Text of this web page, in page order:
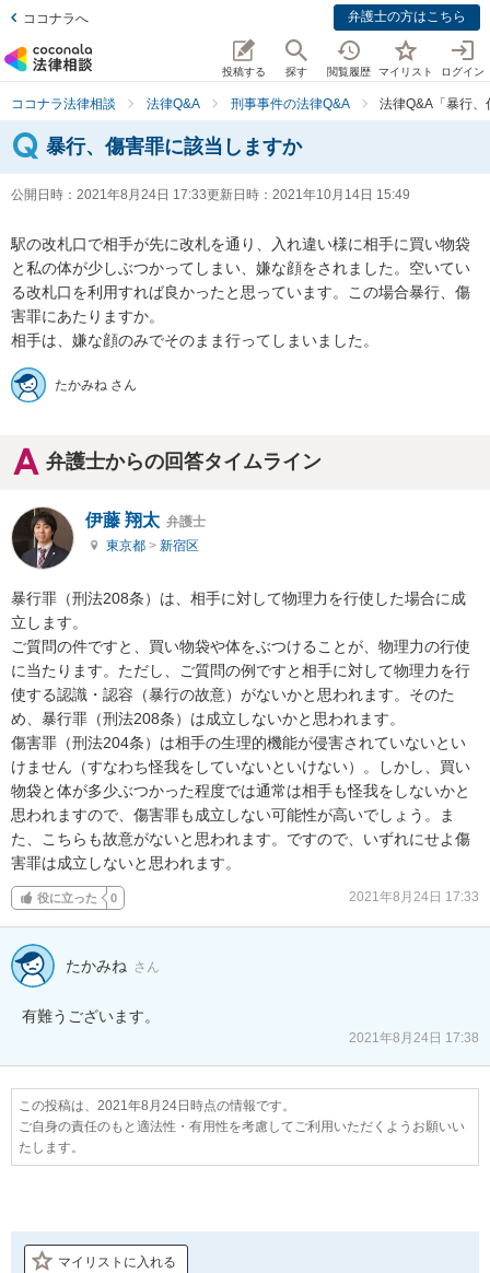
ココナラへ 弁護士の方はこちら
投稿する 探す 閲覧履歴 マイリスト ログイン
ココナラ法律相談 法律Q&A 刑事事件の法律Q&A 法律Q&A「暴行
暴行、傷害罪に該当しますか
公開日時： 2021年8月24日 17:33更新日時： 2021年10月14日 15:49
駅の改札口で相手が先に改札を通り、入れ違い様に相手に買い物袋
と私の体が少しぶつかってしまい、嫌な顔をされました。空いてい
る改札口を利用すれば良かったと思っています。この場合暴行、傷
害罪にあたりますか。
相手は、嫌な顔のみでそのまま行ってしまいました。
たかみね さん
弁護士からの回答タイムライン
伊藤 翔太 弁護士
東京都 > 新宿区
暴行罪（刑法208条）は、相手に対して物理力を行使した場合に成
立します。
ご質問の件ですと、買い物袋や体をぶつけることが、物理力の行使
に当たります。ただし、ご質問の例ですと相手に対して物理力を行
使する認識・認容（暴行の故意）がないかと思われます。そのた
め、暴行罪（刑法208条）は成立しないかと思われます。
傷害罪（刑法204条）は相手の生理的機能が侵害されていないとい
けません（すなわち怪我をしていないといけない）。しかし、買い
物袋と体が多少ぶつかった程度では通常は相手も怪我をしないかと
思われますので、傷害罪も成立しない可能性が高いでしょう。ま
た、こちらも故意がないと思われます。ですので、いずれにせよ傷
害罪は成立しないと思われます。
役に立った 0 2021年8月24日 17:33
たかみね さん
2021年8月24日 17:38
この投稿は、2021年8月24日時点の情報です。
ご自身の責任のもと適法性・有用性を考慮してご利用いただくようお願いい
たします。
マイリストに入れる